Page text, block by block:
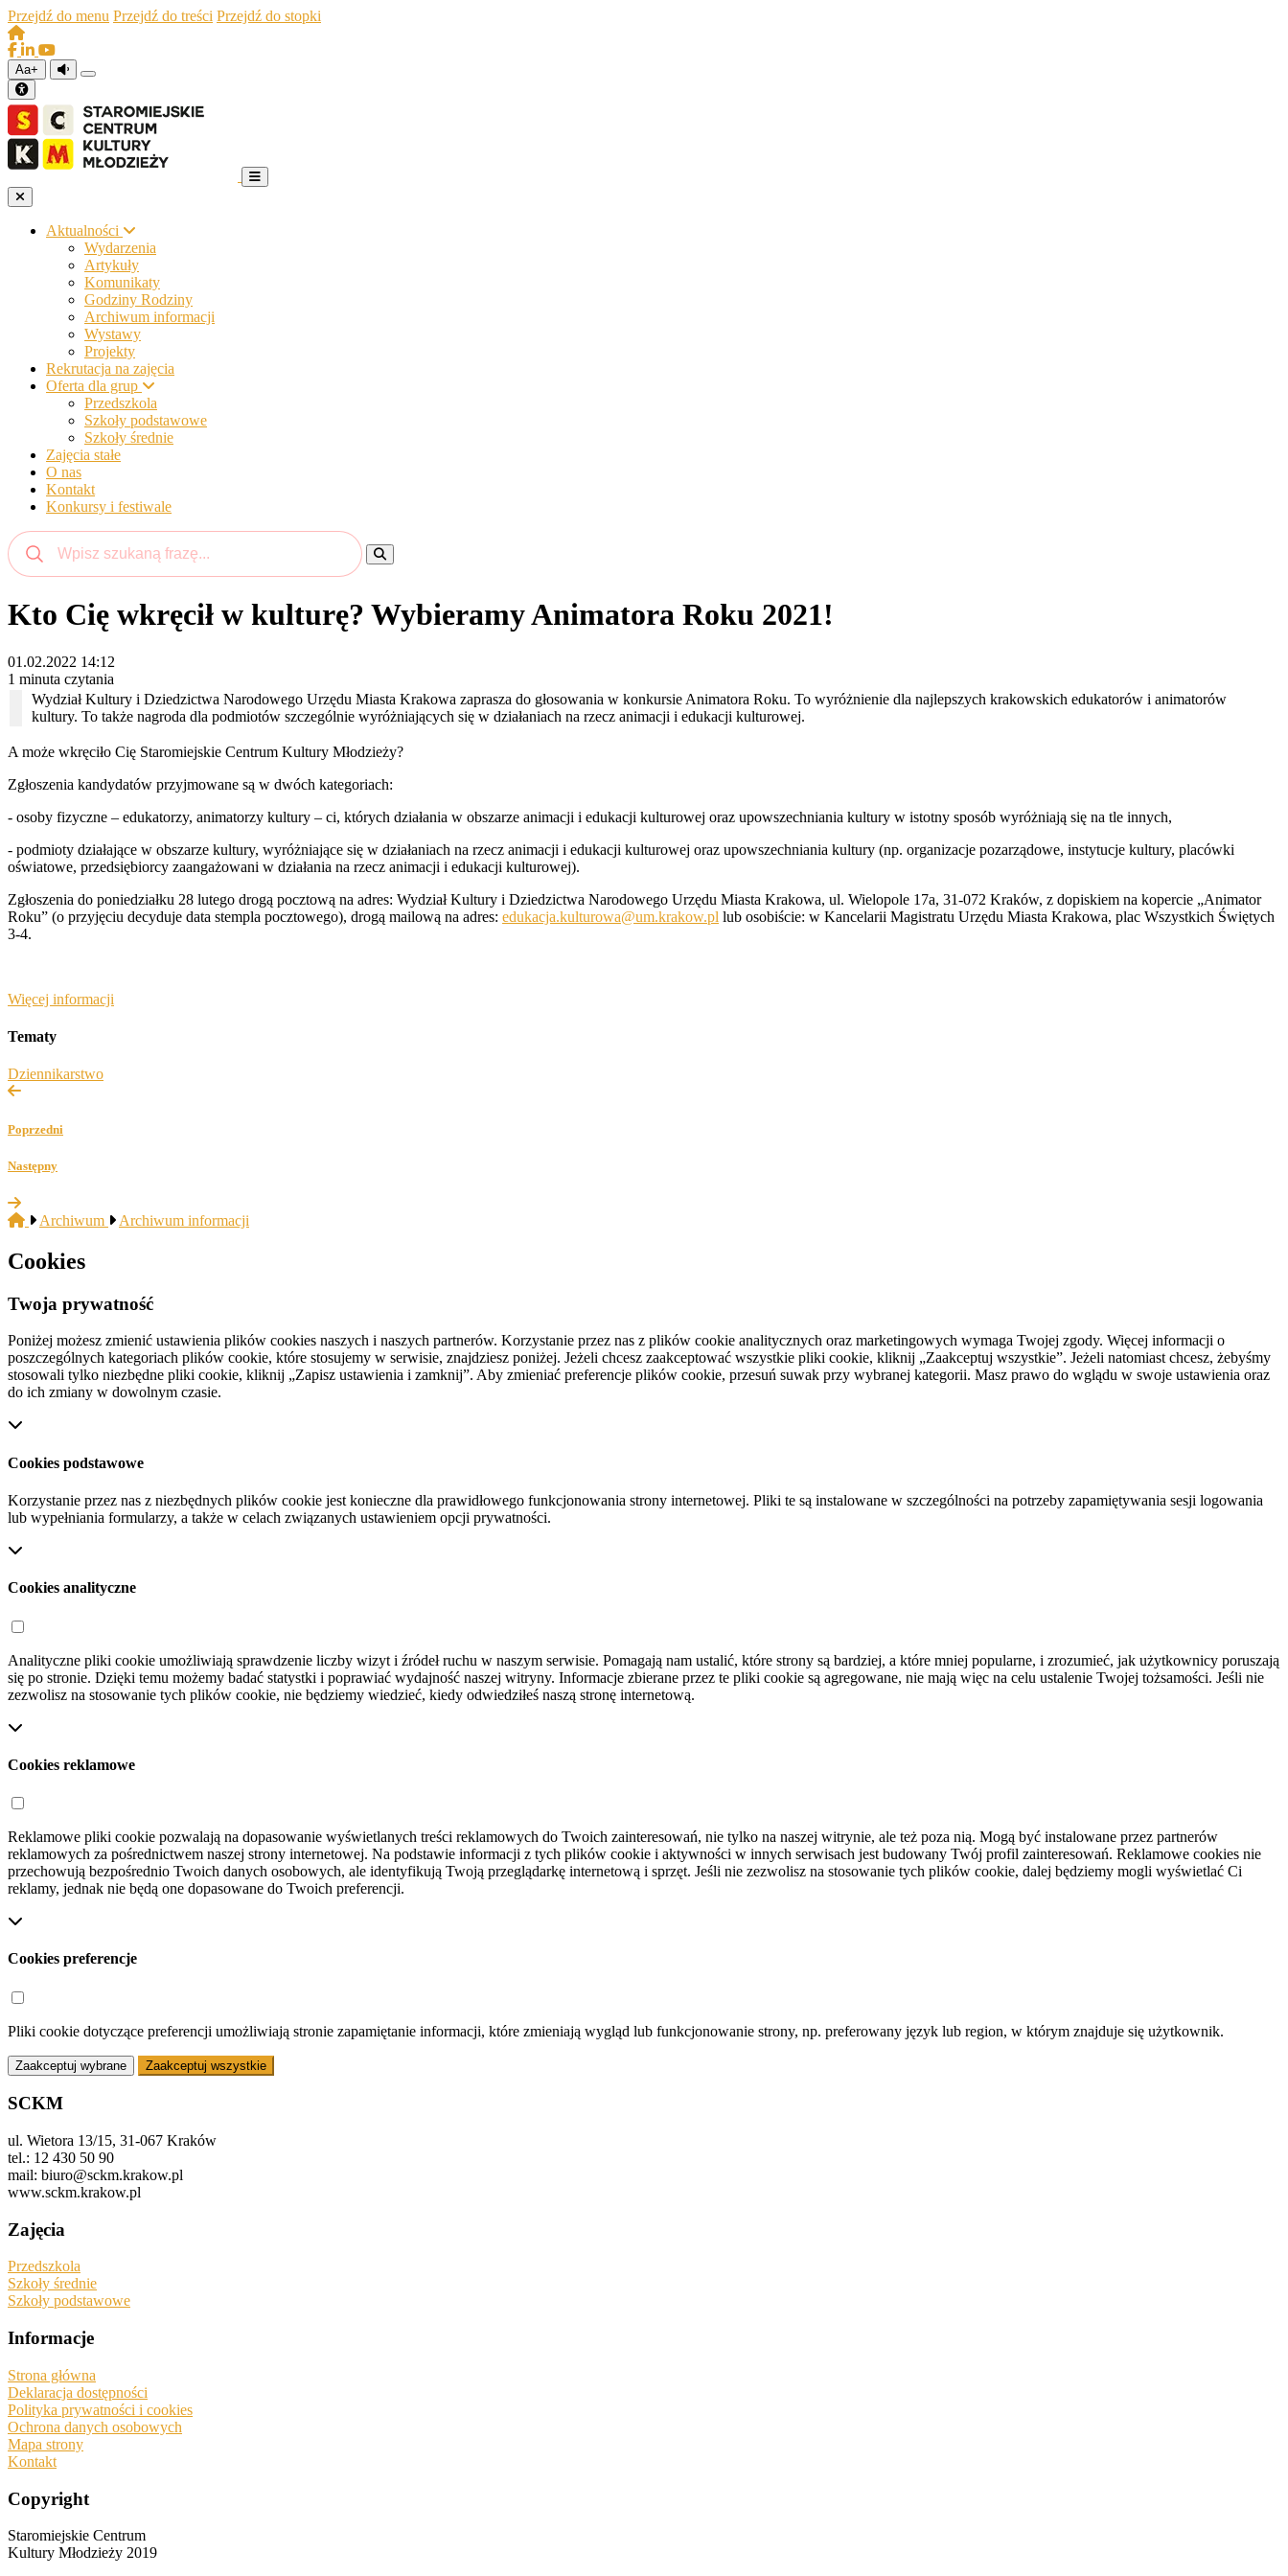
Przejdź do menu Przejdź do treści Przejdź do stopki
Aa+
Aktualności
Wydarzenia
Artykuły
Komunikaty
Godziny Rodziny
Archiwum informacji
Wystawy
Projekty
Rekrutacja na zajęcia
Oferta dla grup
Przedszkola
Szkoły podstawowe
Szkoły średnie
Zajęcia stałe
O nas
Kontakt
Konkursy i festiwale
Kto Cię wkręcił w kulturę? Wybieramy Animatora Roku 2021!
01.02.2022 14:12
1 minuta czytania
Wydział Kultury i Dziedzictwa Narodowego Urzędu Miasta Krakowa zaprasza do głosowania w konkursie Animatora Roku. To wyróżnienie dla najlepszych krakowskich edukatorów i animatorów
kultury. To także nagroda dla podmiotów szczególnie wyróżniających się w działaniach na rzecz animacji i edukacji kulturowej.
A może wkręciło Cię Staromiejskie Centrum Kultury Młodzieży?
Zgłoszenia kandydatów przyjmowane są w dwóch kategoriach:
- osoby fizyczne – edukatorzy, animatorzy kultury – ci, których działania w obszarze animacji i edukacji kulturowej oraz upowszechniania kultury w istotny sposób wyróżniają się na tle innych,
- podmioty działające w obszarze kultury, wyróżniające się w działaniach na rzecz animacji i edukacji kulturowej oraz upowszechniania kultury (np. organizacje pozarządowe, instytucje kultury, placówki
oświatowe, przedsiębiorcy zaangażowani w działania na rzecz animacji i edukacji kulturowej).
Zgłoszenia do poniedziałku 28 lutego drogą pocztową na adres: Wydział Kultury i Dziedzictwa Narodowego Urzędu Miasta Krakowa, ul. Wielopole 17a, 31-072 Kraków, z dopiskiem na kopercie „Animator
Roku” (o przyjęciu decyduje data stempla pocztowego), drogą mailową na adres: edukacja.kulturowa@um.krakow.pl lub osobiście: w Kancelarii Magistratu Urzędu Miasta Krakowa, plac Wszystkich Świętych
3-4.
Więcej informacji
Tematy
Dziennikarstwo
Poprzedni
Następny
Archiwum Archiwum informacji
Cookies
Twoja prywatność
Poniżej możesz zmienić ustawienia plików cookies naszych i naszych partnerów. Korzystanie przez nas z plików cookie analitycznych oraz marketingowych wymaga Twojej zgody. Więcej informacji o
poszczególnych kategoriach plików cookie, które stosujemy w serwisie, znajdziesz poniżej. Jeżeli chcesz zaakceptować wszystkie pliki cookie, kliknij „Zaakceptuj wszystkie”. Jeżeli natomiast chcesz, żebyśmy
stosowali tylko niezbędne pliki cookie, kliknij „Zapisz ustawienia i zamknij”. Aby zmieniać preferencje plików cookie, przesuń suwak przy wybranej kategorii. Masz prawo do wglądu w swoje ustawienia oraz
do ich zmiany w dowolnym czasie.
Cookies podstawowe
Korzystanie przez nas z niezbędnych plików cookie jest konieczne dla prawidłowego funkcjonowania strony internetowej. Pliki te są instalowane w szczególności na potrzeby zapamiętywania sesji logowania
lub wypełniania formularzy, a także w celach związanych ustawieniem opcji prywatności.
Cookies analityczne
Analityczne pliki cookie umożliwiają sprawdzenie liczby wizyt i źródeł ruchu w naszym serwisie. Pomagają nam ustalić, które strony są bardziej, a które mniej popularne, i zrozumieć, jak użytkownicy poruszają
się po stronie. Dzięki temu możemy badać statystki i poprawiać wydajność naszej witryny. Informacje zbierane przez te pliki cookie są agregowane, nie mają więc na celu ustalenie Twojej tożsamości. Jeśli nie
zezwolisz na stosowanie tych plików cookie, nie będziemy wiedzieć, kiedy odwiedziłeś naszą stronę internetową.
Cookies reklamowe
Reklamowe pliki cookie pozwalają na dopasowanie wyświetlanych treści reklamowych do Twoich zainteresowań, nie tylko na naszej witrynie, ale też poza nią. Mogą być instalowane przez partnerów
reklamowych za pośrednictwem naszej strony internetowej. Na podstawie informacji z tych plików cookie i aktywności w innych serwisach jest budowany Twój profil zainteresowań. Reklamowe cookies nie
przechowują bezpośrednio Twoich danych osobowych, ale identyfikują Twoją przeglądarkę internetową i sprzęt. Jeśli nie zezwolisz na stosowanie tych plików cookie, dalej będziemy mogli wyświetlać Ci
reklamy, jednak nie będą one dopasowane do Twoich preferencji.
Cookies preferencje
Pliki cookie dotyczące preferencji umożliwiają stronie zapamiętanie informacji, które zmieniają wygląd lub funkcjonowanie strony, np. preferowany język lub region, w którym znajduje się użytkownik.
Zaakceptuj wybrane Zaakceptuj wszystkie
SCKM
ul. Wietora 13/15, 31-067 Kraków
tel.: 12 430 50 90
mail: biuro@sckm.krakow.pl
www.sckm.krakow.pl
Zajęcia
Przedszkola
Szkoły średnie
Szkoły podstawowe
Informacje
Strona główna
Deklaracja dostępności
Polityka prywatności i cookies
Ochrona danych osobowych
Mapa strony
Kontakt
Copyright
Staromiejskie Centrum
Kultury Młodzieży 2019